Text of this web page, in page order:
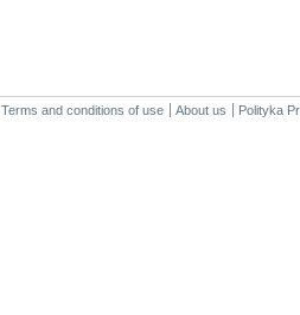
Terms and conditions of use About us Polityka